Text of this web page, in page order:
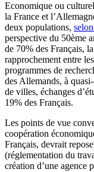
Economique ou
la France et
deux populations,
perspective du 50ème
de 70% des Français,
rapprochement entre
programmes de
des Allemands, à
de villes, échanges
19% des Français.
Les points de vue
coopération
Français, devrait
(réglementation du
création d’une agence